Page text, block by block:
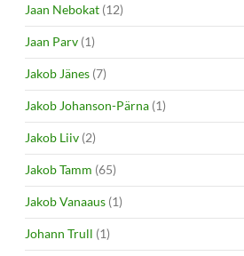
Jaan Nebokat (12)
Jaan Parv (1)
Jakob Jänes (7)
Jakob Johanson-Pärna (1)
Jakob Liiv (2)
Jakob Tamm (65)
Jakob Vanaaus (1)
Johann Trull (1)